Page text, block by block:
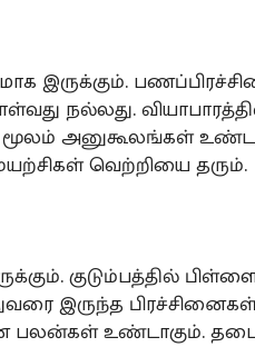
இருக்கும்.
நல்லது.
அனுகூலங்கள்
வெற்றியை தரும்.
குடும்பத்தில்
இருந்த
பலன்கள் உண்டாகும்.